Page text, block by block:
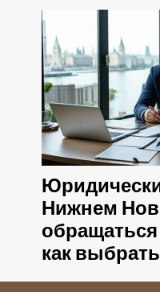
Нижнем
обращаться
как